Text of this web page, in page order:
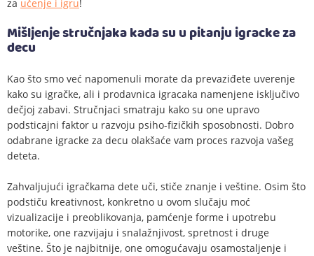
za učenje i igru!
Mišljenje stručnjaka kada su u pitanju igracke za
decu
Kao što smo već napomenuli morate da prevaziđete uverenje
kako su igračke, ali i prodavnica igracaka namenjene isključivo
dečjoj zabavi. Stručnjaci smatraju kako su one upravo
podsticajni faktor u razvoju psiho-fizičkih sposobnosti. Dobro
odabrane igracke za decu olakšaće vam proces razvoja vašeg
deteta.
Zahvaljujući igračkama dete uči, stiče znanje i veštine. Osim što
podstiču kreativnost, konkretno u ovom slučaju moć
vizualizacije i preoblikovanja, pamćenje forme i upotrebu
motorike, one razvijaju i snalažnjivost, spretnost i druge
veštine. Što je najbitnije, one omogućavaju osamostaljenje i